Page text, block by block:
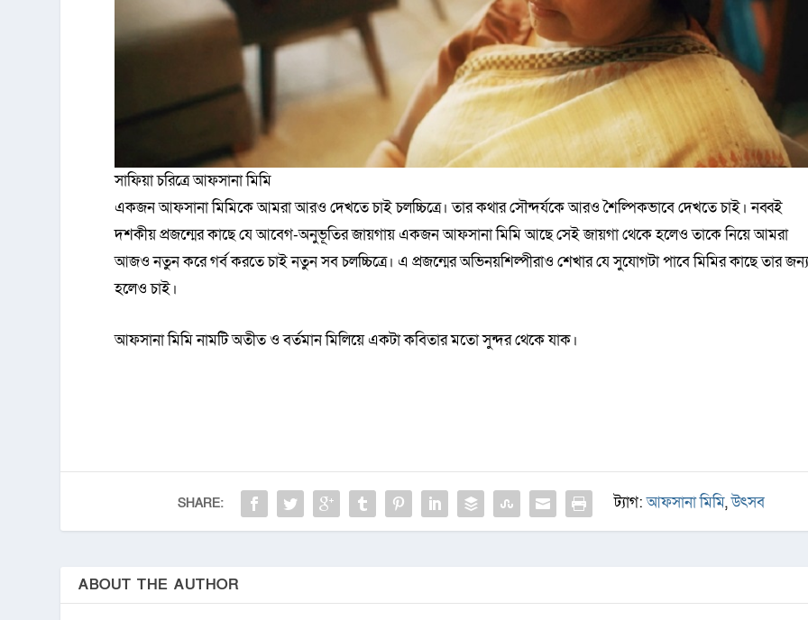
সাফিয়া চরিত্রে আফসানা মিমি
একজন আফসানা মিমিকে আমরা আরও দেখতে চাই চলচ্চিত্রে। তার কথার সৌন্দর্যকে আরও শৈল্পিকভাবে দেখতে চাই। নব্বই
দশকীয় প্রজন্মের কাছে যে আবেগ-অনুভূতির জায়গায় একজন আফসানা মিমি আছে সেই জায়গা থেকে হলেও তাকে নিয়ে আমরা
আজও নতুন করে গর্ব করতে চাই নতুন সব চলচ্চিত্রে। এ প্রজন্মের অভিনয়শিল্পীরাও শেখার যে সুযোগটা পাবে মিমির কাছে তার
হলেও চাই।
আফসানা মিমি নামটি অতীত ও বর্তমান মিলিয়ে একটা কবিতার মতো সুন্দর থেকে যাক।
SHARE: ট্যাগ:আফসানা মিমি,উৎসব
ABOUT THE AUTHOR